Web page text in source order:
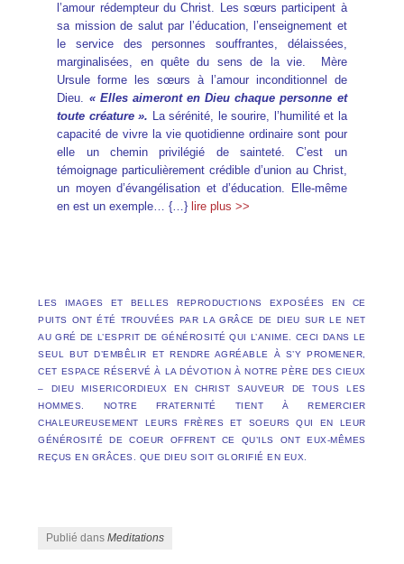
l’amour rédempteur du Christ. Les sœurs participent à
sa mission de salut par l’éducation, l’enseignement et
le service des personnes souffrantes, délaissées,
marginalisées, en quête du sens de la vie. Mère
Ursule forme les sœurs à l’amour inconditionnel de
Dieu. « Elles aimeront en Dieu chaque personne et
toute créature ». La sérénité, le sourire, l’humilité et la
capacité de vivre la vie quotidienne ordinaire sont pour
elle un chemin privilégié de sainteté. C’est un
témoignage particulièrement crédible d’union au Christ,
un moyen d’évangélisation et d’éducation. Elle-même
en est un exemple… {…} lire plus >>
LES IMAGES ET BELLES REPRODUCTIONS EXPOSÉES EN CE
PUITS ONT ÉTÉ TROUVÉES PAR LA GRÂCE DE DIEU SUR LE NET
AU GRÉ DE L’ESPRIT DE GÉNÉROSITÉ QUI L’ANIME. CECI DANS LE
SEUL BUT D’EMBÊLIR ET RENDRE AGRÉABLE À S’Y PROMENER,
CET ESPACE RÉSERVÉ À LA DÉVOTION À NOTRE PÈRE DES CIEUX
– DIEU MISERICORDIEUX EN CHRIST SAUVEUR DE TOUS LES
HOMMES. NOTRE FRATERNITÉ TIENT À REMERCIER
CHALEUREUSEMENT LEURS FRÈRES ET SOEURS QUI EN LEUR
GÉNÉROSITÉ DE COEUR OFFRENT CE QU’ILS ONT EUX-MÊMES
REÇUS EN GRÂCES. QUE DIEU SOIT GLORIFIÉ EN EUX.
Publié dansMeditations